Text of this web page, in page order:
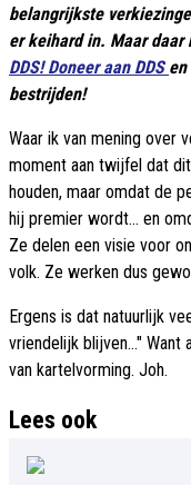
belangrijkste
er keihard in. Maar daar
DDS! Doneer aan DDS
bestrijden!
Waar ik van mening over
moment aan twijfel dat
houden, maar omdat de
hij premier wordt... en
Ze delen een visie voor
volk. Ze werken dus
Ergens is dat natuurlijk
vriendelijk blijven..."
van kartelvorming. Joh.
Lees ook